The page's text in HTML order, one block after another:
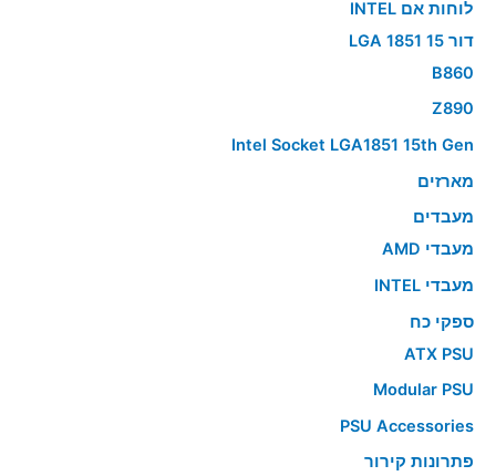
לוחות אם INTEL
דור 15 LGA 1851
B860
Z890
Intel Socket LGA1851 15th Gen
מארזים
מעבדים
מעבדי AMD
מעבדי INTEL
ספקי כח
ATX PSU
Modular PSU
PSU Accessories
פתרונות קירור